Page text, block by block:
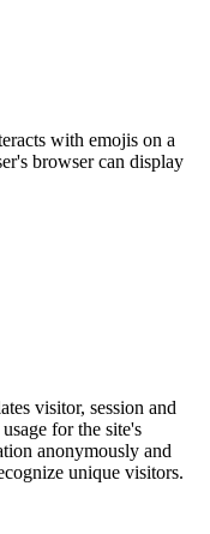
with emojis on a
browser can display
visitor, session and
for the site's
anonymously and
unique visitors.